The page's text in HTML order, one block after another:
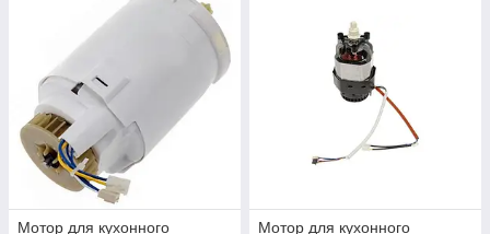
Мотор для кухонного
Мотор для кухонного